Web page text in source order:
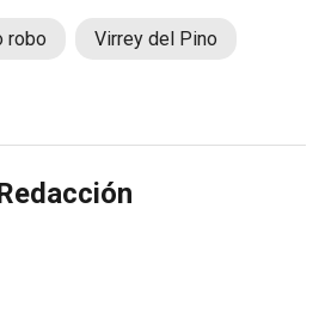
robo Virrey del Pino